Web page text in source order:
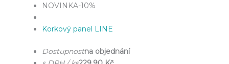
NOVINKA-10%
Korkový panel LINE
Dostupnostna objednání